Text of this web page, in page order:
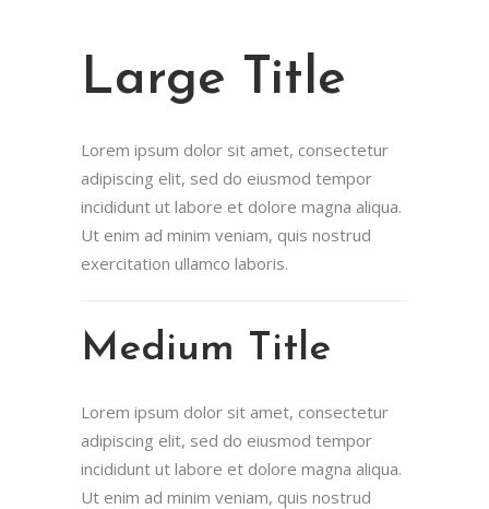
Large Title
Lorem ipsum dolor sit amet, consectetur
adipiscing elit, sed do eiusmod tempor
incididunt ut labore et dolore magna aliqua.
Ut enim ad minim veniam, quis nostrud
exercitation ullamco laboris.
Medium Title
Lorem ipsum dolor sit amet, consectetur
adipiscing elit, sed do eiusmod tempor
incididunt ut labore et dolore magna aliqua.
Ut enim ad minim veniam, quis nostrud